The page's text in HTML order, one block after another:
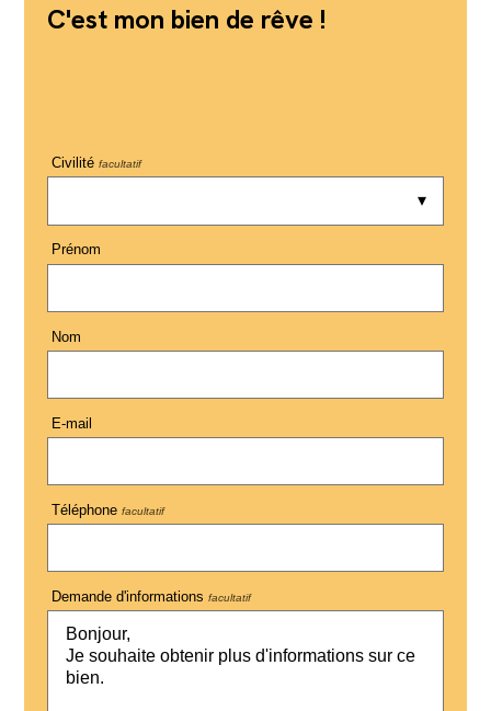
C'est mon bien de rêve !
Civilité facultatif
Prénom
Nom
E-mail
Téléphone facultatif
Demande d'informations facultatif